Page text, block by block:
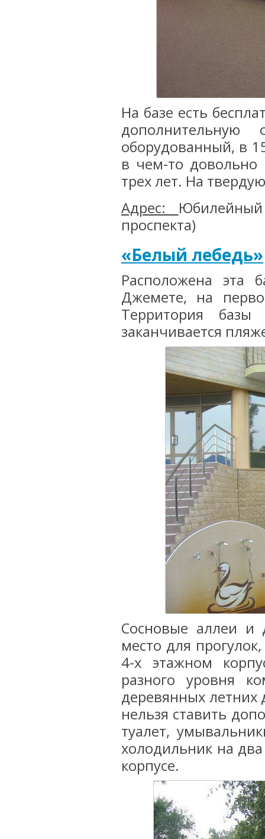
На базе есть
оборудованный, в
в чем-то
трех лет. На
Адрес:
проспекта)
«Белый лебедь»
Расположена эта
Джемете, на
Территория базы
заканчивается
Сосновые аллеи и
место для
4-х этажном
разного уровня
деревянных
нельзя ставить
туалет,
холодильник на
корпусе.